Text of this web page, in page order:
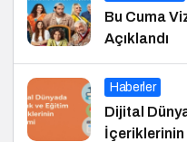
Bu Cuma
Açıklandı
Haberler
Dijital
İçeriklerinin